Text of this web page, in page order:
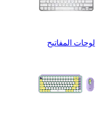
لوحات المفاتيح